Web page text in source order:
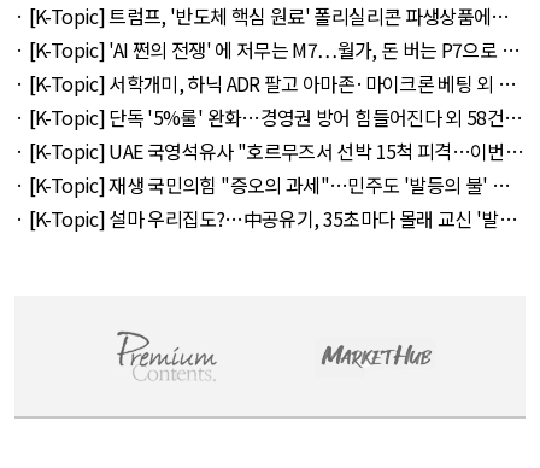
· [K-Topic] 트럼프, '반도체 핵심 원료' 폴리실리콘 파생상품에
15% 관세 외 27건 - August 7, 2026
· [K-Topic] 'AI 쩐의 전쟁' 에 저무는 M7…월가, 돈 버는 P7으로 갈
아타나 외 30건 - August 8, 2026
· [K-Topic] 서학개미, 하닉 ADR 팔고 아마존·마이크론 베팅 외 45
건 - August 8, 2026
· [K-Topic] 단독 '5%룰' 완화…경영권 방어 힘들어진다 외 58건 -
August 7, 2026
· [K-Topic] UAE 국영석유사 "호르무즈서 선박 15척 피격…이번주
에도 3척" 외 9건 - August 8, 2026
· [K-Topic] 재생 국민의힘 "증오의 과세"…민주도 '발등의 불' 외
53건 - August 7, 2026
· [K-Topic] 설마 우리집도?…中공유기, 35초마다 몰래 교신 '발칵'